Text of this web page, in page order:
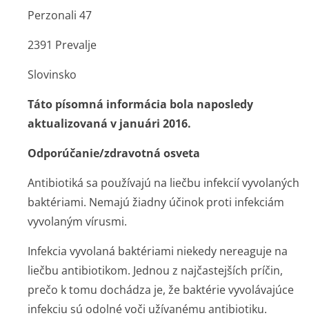
Perzonali 47
2391 Prevalje
Slovinsko
Táto písomná informácia bola naposledy
aktualizovaná v januári 2016.
Odporúčanie/zdra­votná osveta
Antibiotiká sa používajú na liečbu infekcií vyvolaných
baktériami. Nemajú žiadny účinok proti infekciám
vyvolaným vírusmi.
Infekcia vyvolaná baktériami niekedy nereaguje na
liečbu antibiotikom. Jednou z najčastejších príčin,
prečo k tomu dochádza je, že baktérie vyvolávajúce
infekciu sú odolné voči užívanému antibiotiku.